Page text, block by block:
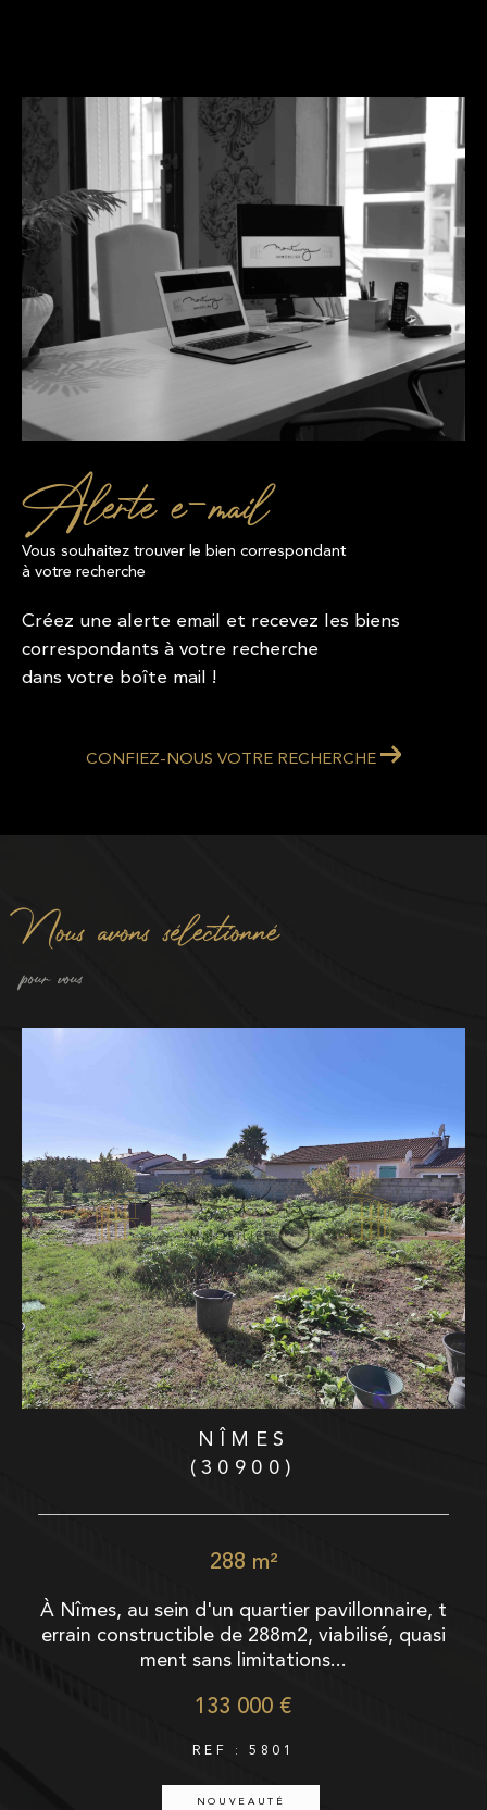
Alerte e-mail
Vous souhaitez trouver le bien correspondant
à votre recherche
Créez une alerte email et recevez les biens
correspondants à votre recherche
dans votre boîte mail !
CONFIEZ-NOUS VOTRE RECHERCHE
Nous avons sélectionné
pour vous
NÎMES
(30900)
288 m²
À Nîmes, au sein d'un quartier pavillonnaire, t
errain constructible de 288m2, viabilisé, quasi
ment sans limitations...
133 000 €
REF : 5801
NOUVEAUTÉ